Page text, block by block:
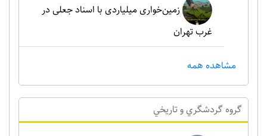
زمین‌خواری میلیاردی با اسناد جعلی در
غرب تهران
مشاهده همه
گروه گردشگري و تاريخي